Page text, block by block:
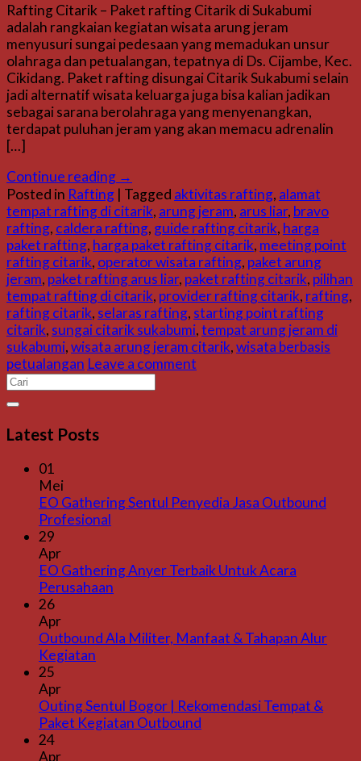
Rafting Citarik – Paket rafting Citarik di Sukabumi
adalah rangkaian kegiatan wisata arung jeram
menyusuri sungai pedesaan yang memadukan unsur
olahraga dan petualangan, tepatnya di Ds. Cijambe, Kec.
Cikidang. Paket rafting disungai Citarik Sukabumi selain
jadi alternatif wisata keluarga juga bisa kalian jadikan
sebagai sarana berolahraga yang menyenangkan,
terdapat puluhan jeram yang akan memacu adrenalin
[…]
Continue reading →
Posted in Rafting | Tagged aktivitas rafting, alamat
tempat rafting di citarik, arung jeram, arus liar, bravo
rafting, caldera rafting, guide rafting citarik, harga
paket rafting, harga paket rafting citarik, meeting point
rafting citarik, operator wisata rafting, paket arung
jeram, paket rafting arus liar, paket rafting citarik, pilihan
tempat rafting di citarik, provider rafting citarik, rafting,
rafting citarik, selaras rafting, starting point rafting
citarik, sungai citarik sukabumi,tempat arung jeram di
sukabumi,wisata arung jeram citarik,wisata berbasis
petualangan Leave a comment
Latest Posts
01
Mei
EO Gathering Sentul Penyedia Jasa Outbound
Profesional
29
Apr
EO Gathering Anyer Terbaik Untuk Acara
Perusahaan
26
Apr
Outbound Ala Militer, Manfaat & Tahapan Alur
Kegiatan
25
Apr
Outing Sentul Bogor | Rekomendasi Tempat &
Paket Kegiatan Outbound
24
Apr